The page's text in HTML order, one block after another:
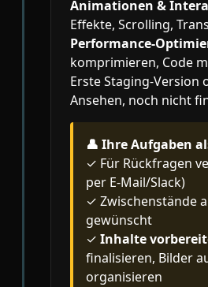
Animationen &
Effekte, Scrolling,
Performance-
komprimieren, Code
Erste Staging-Version
Ansehen, noch nicht
👤 Ihre Aufgaben
✓ Für Rückfragen
per E-Mail/Slack)
✓ Zwischenstände
gewünscht
✓ Inhalte
finalisieren, Bilder
organisieren